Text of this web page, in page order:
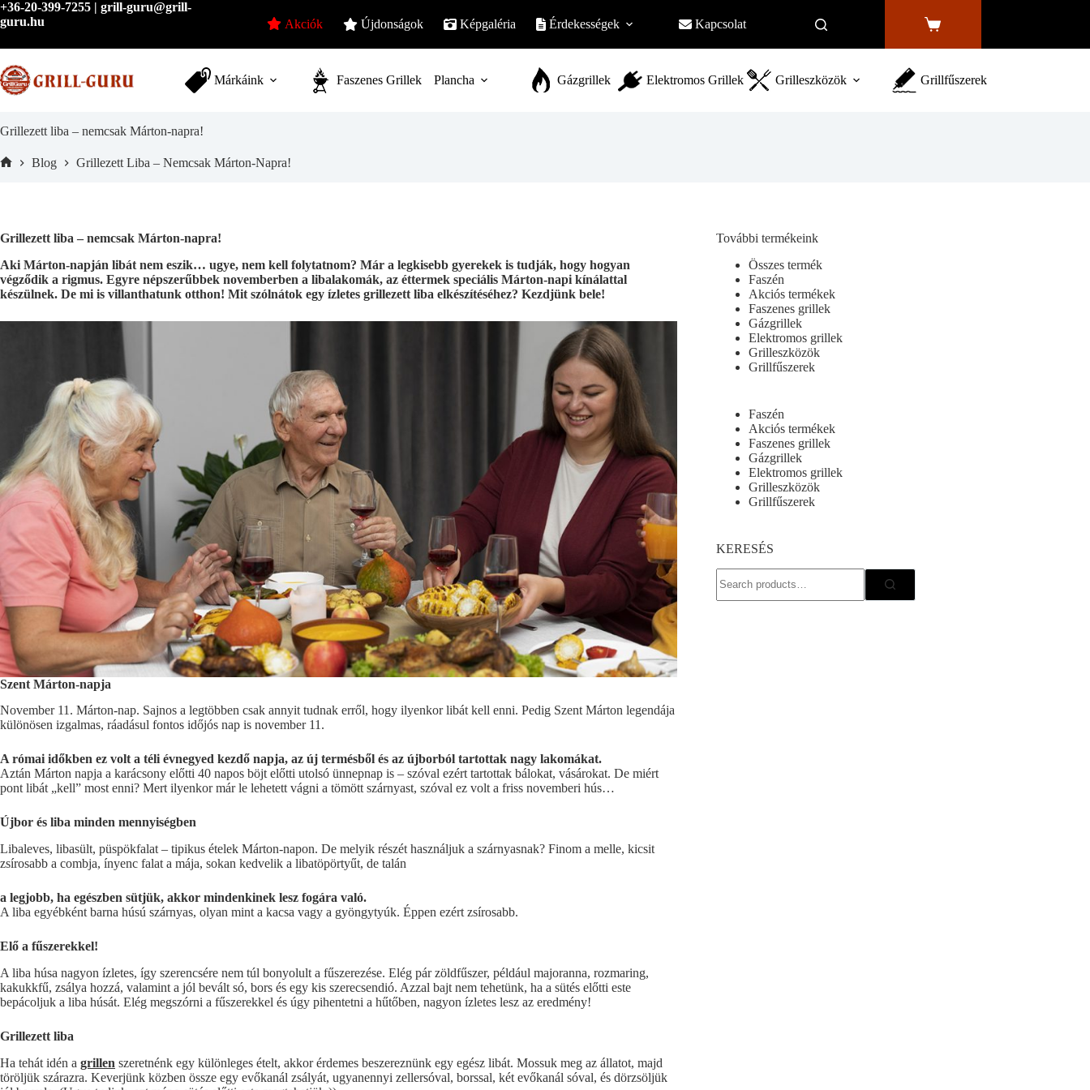
Skip
to
+36-20-399-7255 | grill-guru@grill-
guru.hu
Akciók Újdonságok Képgaléria Érdekességek Kapcsolat
Shopping
Márkáink Faszenes Grillek Plancha Gázgrillek Elektromos Grillek Grilleszközök Grillfűszerek
Grillezett liba – nemcsak Márton-napra!
Blog Grillezett Liba – Nemcsak Márton-Napra!
Grillezett liba – nemcsak Márton-napra!
Aki Márton-napján libát nem eszik… ugye, nem kell folytatnom? Már a legkisebb gyerekek is tudják, hogy hogyan
végződik a rigmus. Egyre népszerűbbek novemberben a libalakomák, az éttermek speciális Márton-napi kínálattal
készülnek. De mi is villanthatunk otthon! Mit szólnátok egy ízletes grillezett liba elkészítéséhez? Kezdjünk bele!
Szent Márton-napja
November 11. Márton-nap. Sajnos a legtöbben csak annyit tudnak erről, hogy ilyenkor libát kell enni. Pedig Szent Márton legendája
különösen izgalmas, ráadásul fontos időjós nap is november 11.
A római időkben ez volt a téli évnegyed kezdő napja, az új termésből és az újborból tartottak nagy lakomákat.
Aztán Márton napja a karácsony előtti 40 napos böjt előtti utolsó ünnepnap is – szóval ezért tartottak bálokat, vásárokat. De miért
pont libát „kell” most enni? Mert ilyenkor már le lehetett vágni a tömött szárnyast, szóval ez volt a friss novemberi hús…
Újbor és liba minden mennyiségben
Libaleves, libasült, püspökfalat – tipikus ételek Márton-napon. De melyik részét használjuk a szárnyasnak? Finom a melle, kicsit
zsírosabb a combja, ínyenc falat a mája, sokan kedvelik a libatöpörtyűt, de talán
a legjobb, ha egészben sütjük, akkor mindenkinek lesz fogára való.
A liba egyébként barna húsú szárnyas, olyan mint a kacsa vagy a gyöngytyúk. Éppen ezért zsírosabb.
Elő a fűszerekkel!
A liba húsa nagyon ízletes, így szerencsére nem túl bonyolult a fűszerezése. Elég pár zöldfűszer, például majoranna, rozmaring,
kakukkfű, zsálya hozzá, valamint a jól bevált só, bors és egy kis szerecsendió. Azzal bajt nem tehetünk, ha a sütés előtti este
bepácoljuk a liba húsát. Elég megszórni a fűszerekkel és úgy pihentetni a hűtőben, nagyon ízletes lesz az eredmény!
Grillezett liba
Ha tehát idén a grillen szeretnénk egy különleges ételt, akkor érdemes beszereznünk egy egész libát. Mossuk meg az állatot, majd
töröljük szárazra. Keverjünk közben össze egy evőkanál zsályát, ugyanennyi zellersóval, borssal, két evőkanál sóval, és dörzsöljük
További termékeink
Összes termék
Faszén
Akciós termékek
Faszenes grillek
Gázgrillek
Elektromos grillek
Grilleszközök
Grillfűszerek
Faszén
Akciós termékek
Faszenes grillek
Gázgrillek
Elektromos grillek
Grilleszközök
Grillfűszerek
KERESÉS
for: